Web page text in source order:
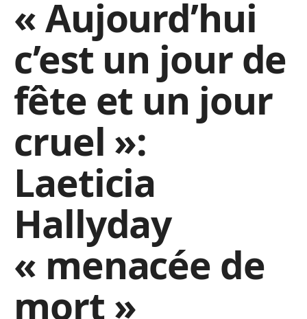
« Aujourd’hui
c’est un jour de
fête et un jour
cruel »:
Laeticia
Hallyday
« menacée de
mort »